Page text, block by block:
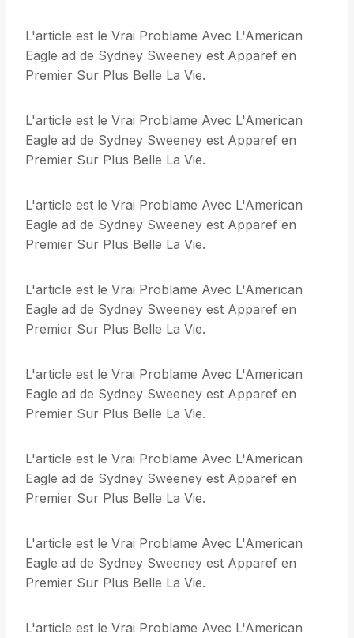
L'article est le Vrai Problame Avec L'American
Eagle ad de Sydney Sweeney est Apparef en
Premier Sur Plus Belle La Vie.
L'article est le Vrai Problame Avec L'American
Eagle ad de Sydney Sweeney est Apparef en
Premier Sur Plus Belle La Vie.
L'article est le Vrai Problame Avec L'American
Eagle ad de Sydney Sweeney est Apparef en
Premier Sur Plus Belle La Vie.
L'article est le Vrai Problame Avec L'American
Eagle ad de Sydney Sweeney est Apparef en
Premier Sur Plus Belle La Vie.
L'article est le Vrai Problame Avec L'American
Eagle ad de Sydney Sweeney est Apparef en
Premier Sur Plus Belle La Vie.
L'article est le Vrai Problame Avec L'American
Eagle ad de Sydney Sweeney est Apparef en
Premier Sur Plus Belle La Vie.
L'article est le Vrai Problame Avec L'American
Eagle ad de Sydney Sweeney est Apparef en
Premier Sur Plus Belle La Vie.
L'article est le Vrai Problame Avec L'American